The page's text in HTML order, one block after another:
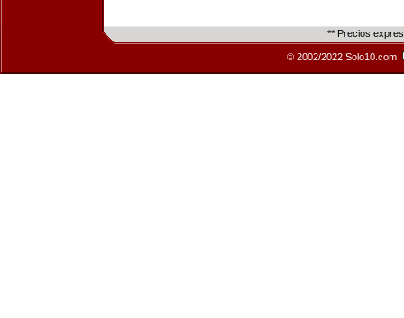
** Precios
© 2002/2022 Solo10.com